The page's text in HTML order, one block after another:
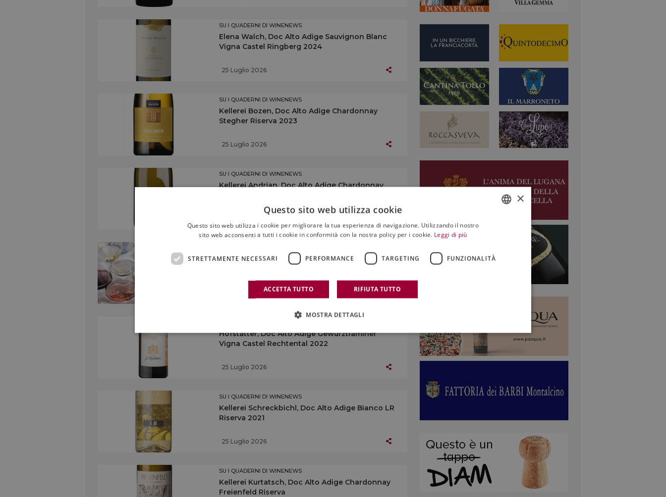
SU I QUADERNI DI WINENEWS
Elena Walch, Doc Alto Adige Sauvignon Blanc
Vigna Castel Ringberg 2024
25 Luglio 2026
SU I QUADERNI DI WINENEWS
Kellerei Bozen, Doc Alto Adige Chardonnay
Stegher Riserva 2023
25 Luglio 2026
SU I QUADERNI DI WINENEWS
Kellerei Andrian, Doc Alto Adige Chardonnay
L’Alto Adige enoico
25 Luglio 2026
Hofstätter, Doc Alto Adige Gewürztraminer
Vigna Castel Rechtental 2022
25 Luglio 2026
SU I QUADERNI DI WINENEWS
Kellerei Schreckbichl, Doc Alto Adige Bianco LR
Riserva 2021
25 Luglio 2026
SU I QUADERNI DI WINENEWS
Kellerei Kurtatsch, Doc Alto Adige Chardonnay
Freienfeld Riserva
×
Questo sito web utilizza cookie
Questo sito web utilizza i cookie per migliorare la tua esperienza di navigazione. Utilizzando il nostro
sito web acconsenti a tutti i cookie in conformità con la nostra policy per i cookie. Leggi di più
STRETTAMENTE NECESSARI PERFORMANCE TARGETING FUNZIONALITÀ
ACCETTA TUTTO RIFIUTA TUTTO
MOSTRA DETTAGLI